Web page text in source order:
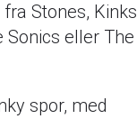
Stones, Kinks
Sonics eller The
spor, med